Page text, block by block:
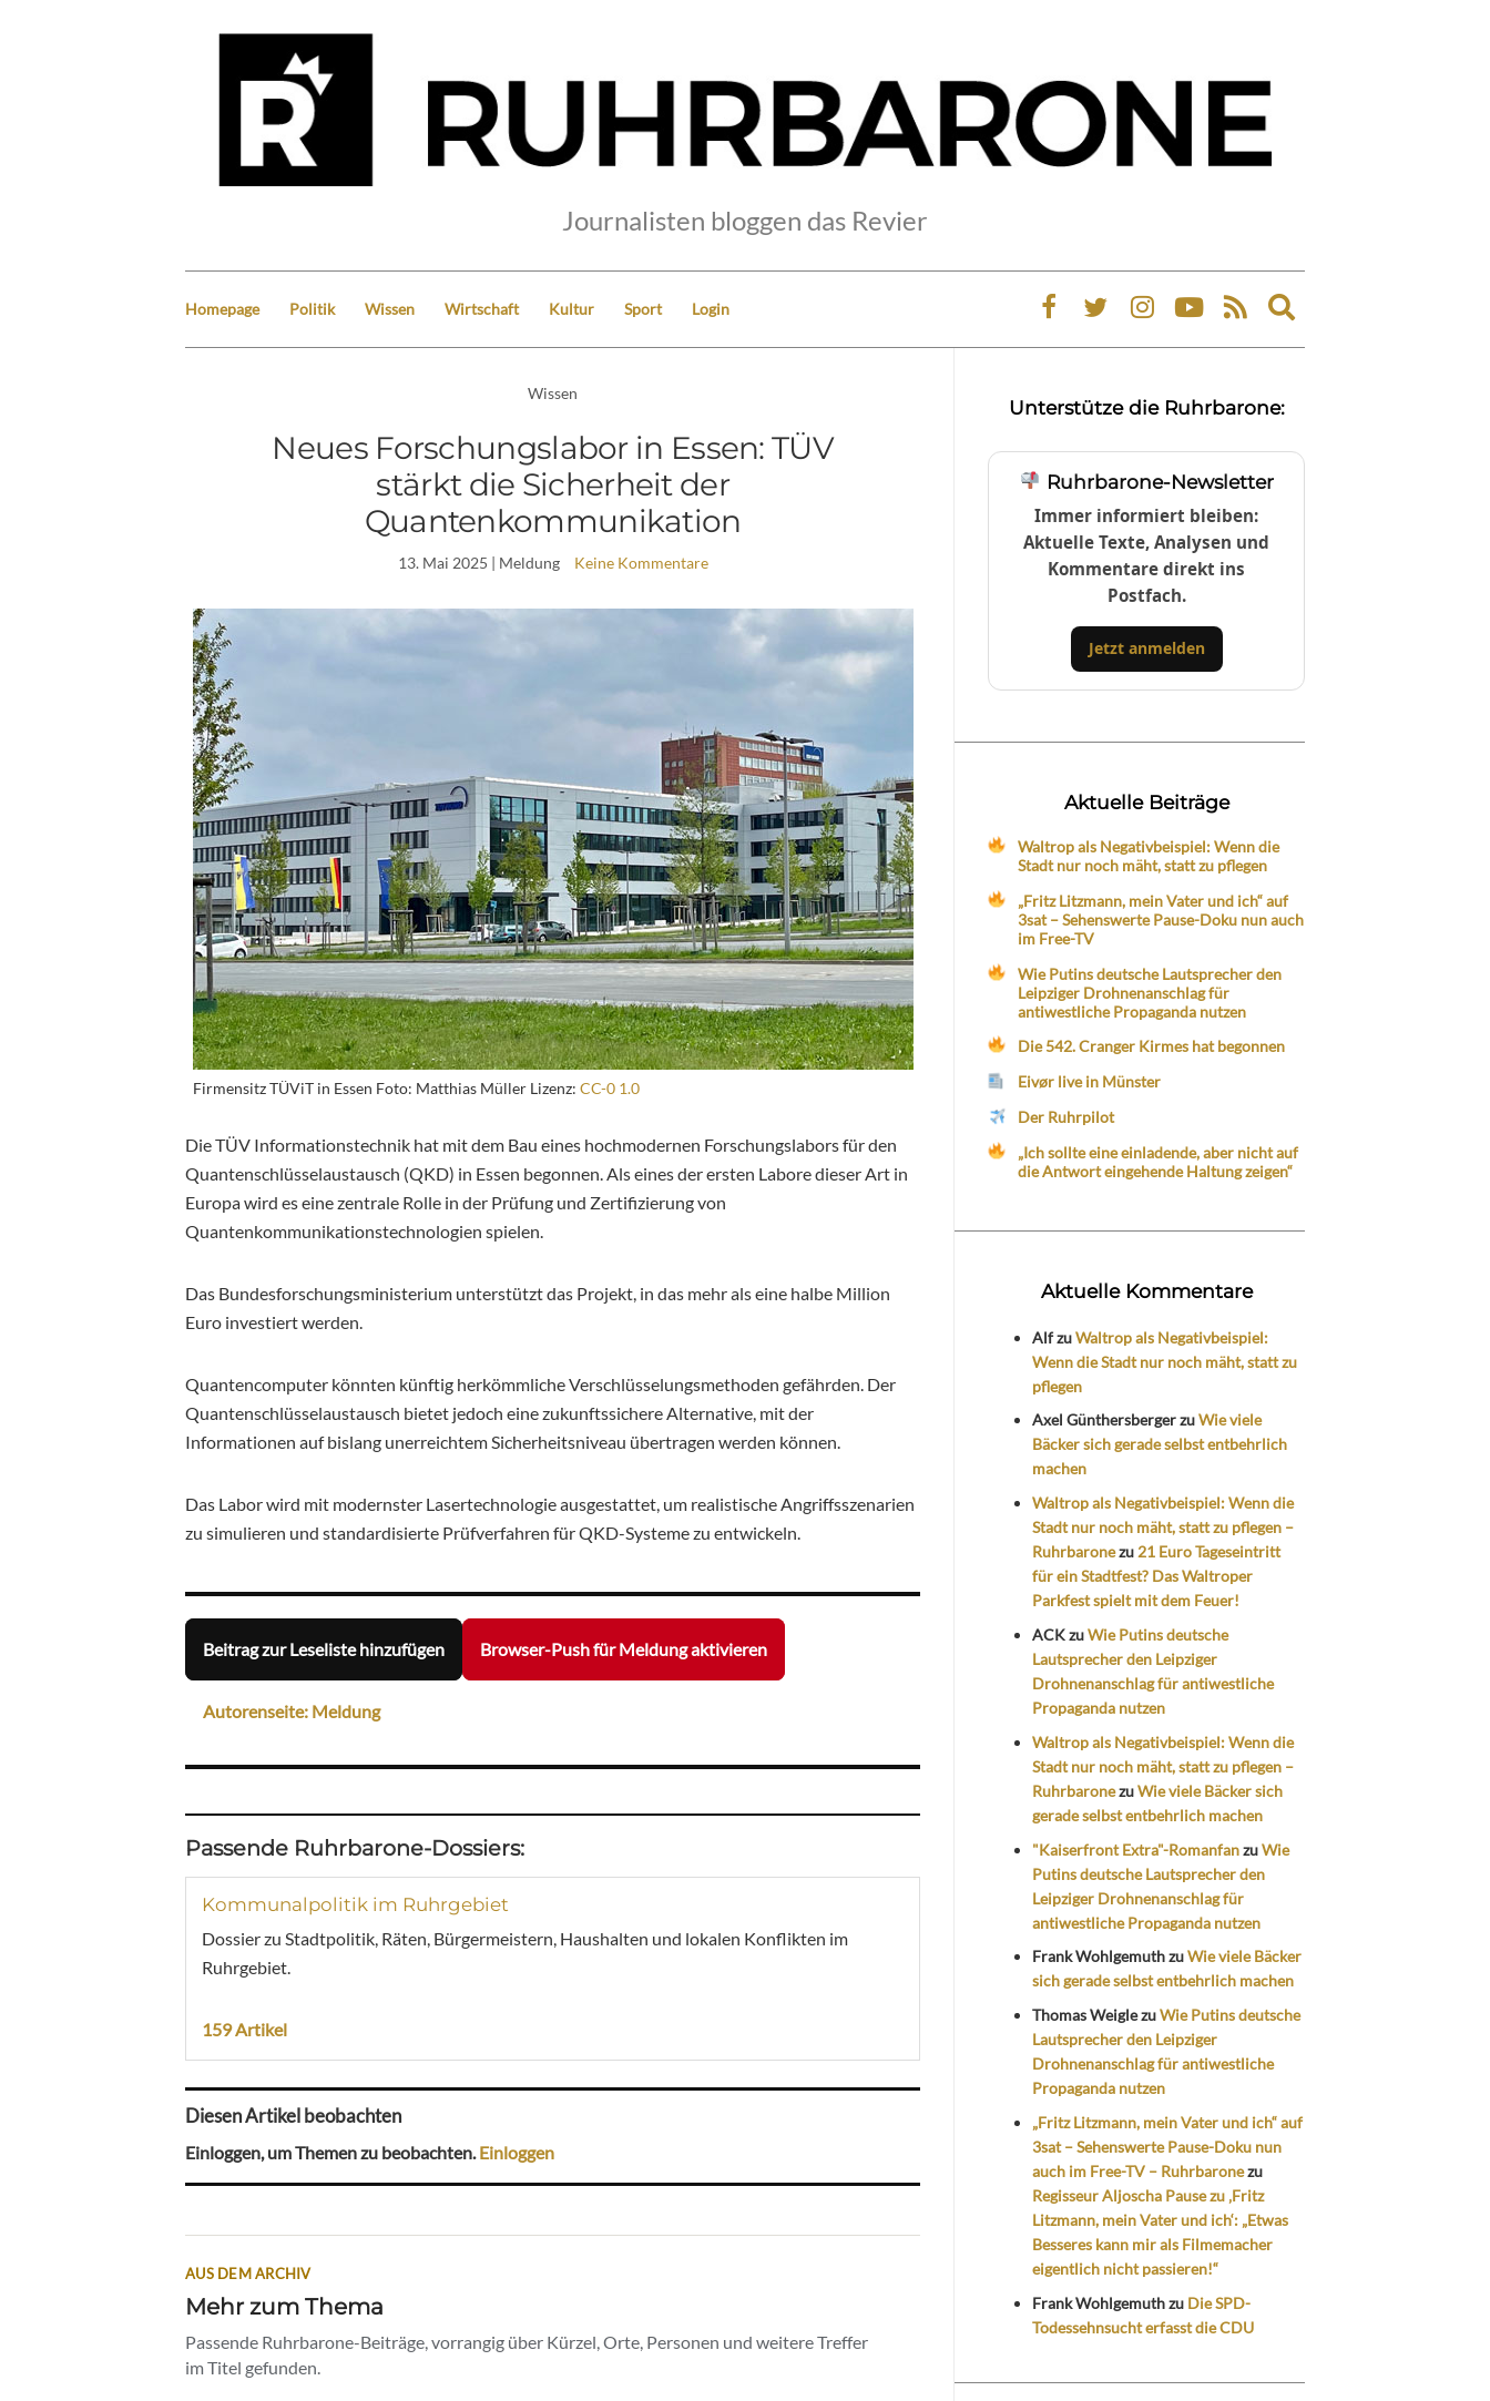
Journalisten bloggen das Revier
Homepage Politik Wissen Wirtschaft Kultur Sport Login
Expand
search
Wissen
Neues Forschungslabor in Essen: TÜV
stärkt die Sicherheit der
Quantenkommunikation
13. Mai 2025 | Meldung Keine Kommentare
Firmensitz TÜViT in Essen Foto: Matthias Müller Lizenz: CC-0 1.0
Die TÜV Informationstechnik hat mit dem Bau eines hochmodernen Forschungslabors für den
Quantenschlüsselaustausch (QKD) in Essen begonnen. Als eines der ersten Labore dieser Art in
Europa wird es eine zentrale Rolle in der Prüfung und Zertifizierung von
Quantenkommunikationstechnologien spielen.
Das Bundesforschungsministerium unterstützt das Projekt, in das mehr als eine halbe Million
Euro investiert werden.
Quantencomputer könnten künftig herkömmliche Verschlüsselungsmethoden gefährden. Der
Quantenschlüsselaustausch bietet jedoch eine zukunftssichere Alternative, mit der
Informationen auf bislang unerreichtem Sicherheitsniveau übertragen werden können.
Das Labor wird mit modernster Lasertechnologie ausgestattet, um realistische Angriffsszenarien
zu simulieren und standardisierte Prüfverfahren für QKD-Systeme zu entwickeln.
Beitrag zur Leseliste hinzufügen Browser-Push für Meldung aktivieren
Autorenseite: Meldung
Passende Ruhrbarone-Dossiers:
Kommunalpolitik im Ruhrgebiet
Dossier zu Stadtpolitik, Räten, Bürgermeistern, Haushalten und lokalen Konflikten im
Ruhrgebiet.
159 Artikel
Diesen Artikel beobachten
Einloggen, um Themen zu beobachten.Einloggen
AUS DEM ARCHIV
Mehr zum Thema
Passende Ruhrbarone-Beiträge, vorrangig über Kürzel, Orte, Personen und weitere Treffer
im Titel gefunden.
Unterstütze die Ruhrbarone:
Ruhrbarone-Newsletter
Immer informiert bleiben:
Aktuelle Texte, Analysen und
Kommentare direkt ins
Postfach.
Jetzt anmelden
Aktuelle Beiträge
Waltrop als Negativbeispiel: Wenn die
Stadt nur noch mäht, statt zu pflegen
„Fritz Litzmann, mein Vater und ich“ auf
3sat – Sehenswerte Pause-Doku nun auch
im Free-TV
Wie Putins deutsche Lautsprecher den
Leipziger Drohnenanschlag für
antiwestliche Propaganda nutzen
Die 542. Cranger Kirmes hat begonnen
Eivør live in Münster
Der Ruhrpilot
„Ich sollte eine einladende, aber nicht auf
die Antwort eingehende Haltung zeigen“
Aktuelle Kommentare
AlfzuWaltrop als Negativbeispiel:
Wenn die Stadt nur noch mäht, statt zu
pflegen
Axel GünthersbergerzuWie viele
Bäcker sich gerade selbst entbehrlich
machen
Waltrop als Negativbeispiel: Wenn die
Stadt nur noch mäht, statt zu pflegen –
Ruhrbaronezu 21 Euro Tageseintritt
für ein Stadtfest? Das Waltroper
Parkfest spielt mit dem Feuer!
ACKzuWie Putins deutsche
Lautsprecher den Leipziger
Drohnenanschlag für antiwestliche
Propaganda nutzen
Waltrop als Negativbeispiel: Wenn die
Stadt nur noch mäht, statt zu pflegen –
RuhrbaronezuWie viele Bäcker sich
gerade selbst entbehrlich machen
"Kaiserfront Extra"-RomanfanzuWie
Putins deutsche Lautsprecher den
Leipziger Drohnenanschlag für
antiwestliche Propaganda nutzen
Frank WohlgemuthzuWie viele Bäcker
sich gerade selbst entbehrlich machen
Thomas WeiglezuWie Putins deutsche
Lautsprecher den Leipziger
Drohnenanschlag für antiwestliche
Propaganda nutzen
„Fritz Litzmann, mein Vater und ich“ auf
3sat – Sehenswerte Pause-Doku nun
auch im Free-TV – Ruhrbaronezu
Regisseur Aljoscha Pause zu ‚Fritz
Litzmann, mein Vater und ich‘: „Etwas
Besseres kann mir als Filmemacher
eigentlich nicht passieren!“
Frank Wohlgemuthzu Die SPD-
Todessehnsucht erfasst die CDU